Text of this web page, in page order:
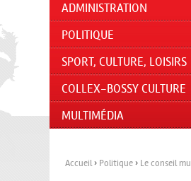
ADMINISTRATION
POLITIQUE
SPORT, CULTURE, LOISIRS
COLLEX-BOSSY CULTURE
MULTIMÉDIA
Accueil › Politique › Le conseil